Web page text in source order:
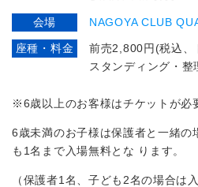
会場 NAGOYA CLUB
座種・料金
前売2,800円(税込、
スタンディング・整
※6歳以上のお客様はチケットが必
6歳未満のお子様は保護者と一緒の
も1名まで入場無料とな ります。
（保護者1名、子ども2名の場合は